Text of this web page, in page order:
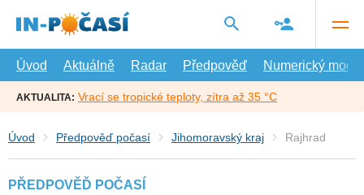
hlavní
Úvod
Aktuálně Radar Předpověď Numerický model
AKTUALITA: Vrací se tropické teploty, zítra až 35 °C
Úvod Předpověď počasí Jihomoravský kraj Rajhrad
PŘEDPOVĚĎ POČASÍ